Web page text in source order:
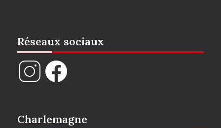
Réseaux sociaux
Charlemagne